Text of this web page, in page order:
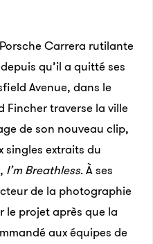
Carrera rutilante
qu’il a quitté ses
Avenue, dans le
Fincher traverse la ville
de son nouveau clip,
singles extraits du
I’m Breathless. À ses
de la photographie
le projet après que la
aux équipes de